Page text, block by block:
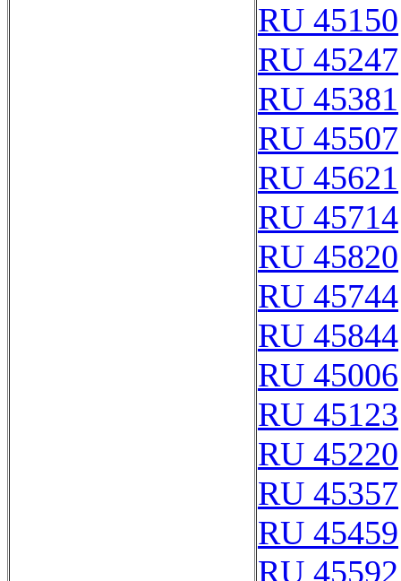
RU 45150
RU 45247
RU 45381
RU 45507
RU 45621
RU 45714
RU 45820
RU 45744
RU 45844
RU 45006
RU 45123
RU 45220
RU 45357
RU 45459
RU 45592